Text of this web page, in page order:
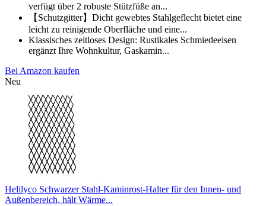
verfügt über 2 robuste Stützfüße an...
【Schutzgitter】Dicht gewebtes Stahlgeflecht bietet eine
leicht zu reinigende Oberfläche und eine...
Klassisches zeitloses Design: Rustikales Schmiedeeisen
ergänzt Ihre Wohnkultur, Gaskamin...
Bei Amazon kaufen
Neu
Helilyco Schwarzer Stahl-Kaminrost-Halter für den Innen- und
Außenbereich, hält Wärme...